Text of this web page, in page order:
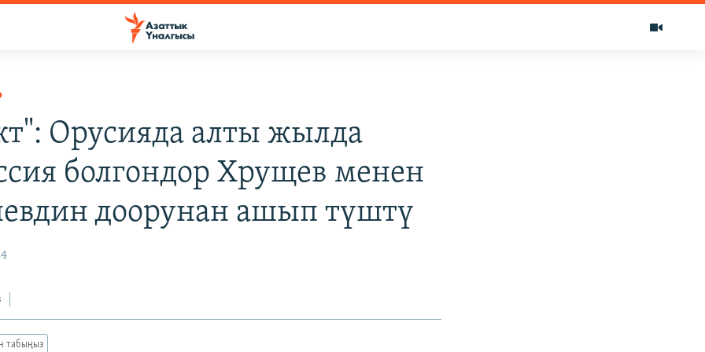
Орусияда алты жылда
болгондор Хрущев менен
доорунан ашып түштү
табыңыз